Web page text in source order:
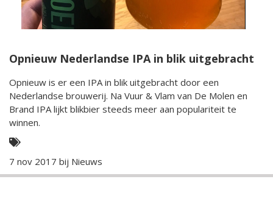
Opnieuw Nederlandse IPA in blik uitgebracht
Opnieuw is er een IPA in blik uitgebracht door een
Nederlandse brouwerij. Na Vuur & Vlam van De Molen en
Brand IPA lijkt blikbier steeds meer aan populariteit te
winnen.
7 nov 2017 bij Nieuws